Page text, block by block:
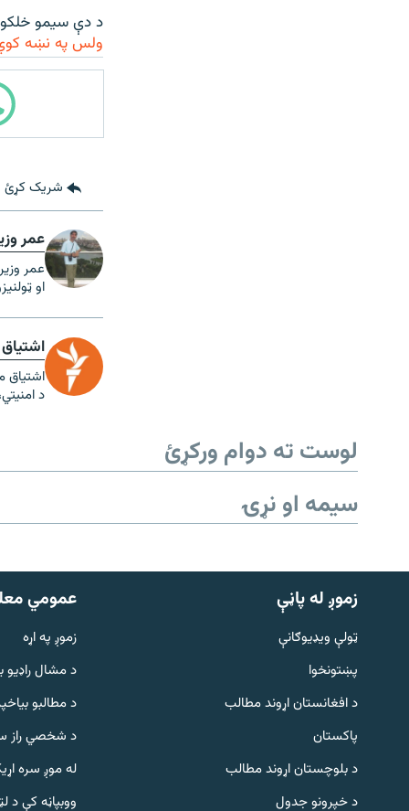
د دې سیمو خلکو
ولس په نښه
شریک کړئ
عمر
عمر
او
اشتیاق
د
لوست ته دوام ورکړئ
سیمه او نړۍ
زموږ له پاڼې
ټولې ویډیوګانې
پښتونخوا
د افغانستان اړوند مطالب
پاکستان
د بلوچستان اړوند مطالب
د خپرونو جدول
عمومي
زموږ په اړه
د مشال راډيو
د مطالبو
د شخصي راز
له موږ سره
ووبپاڼه کې د